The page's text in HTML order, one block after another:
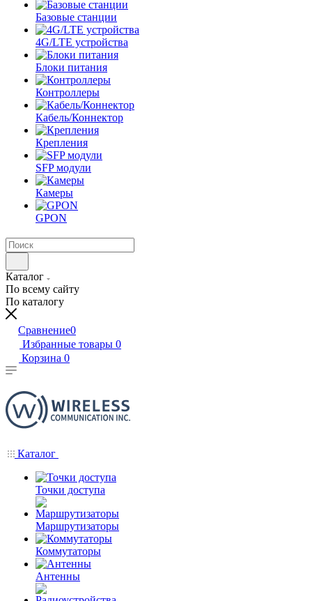
Базовые станции
4G/LTE устройства
Блоки питания
Контроллеры
Кабель/Коннектор
Крепления
SFP модули
Камеры
GPON
Каталог
По всему сайту
По каталогу
Сравнение0
Избранные товары 0
Корзина 0
Каталог
Точки доступа
Маршрутизаторы
Коммутаторы
Антенны